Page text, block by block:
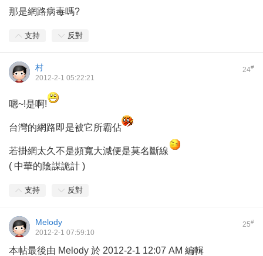
那是網路病毒嗎?
支持 反對
24#
村
2012-2-1 05:22:21
嗯~!是啊!
台灣的網路即是被它所霸佔
若掛網太久不是頻寬大減便是莫名斷線
( 中華的陰謀詭計 )
支持 反對
25#
Melody
2012-2-1 07:59:10
本帖最後由 Melody 於 2012-2-1 12:07 AM 編輯